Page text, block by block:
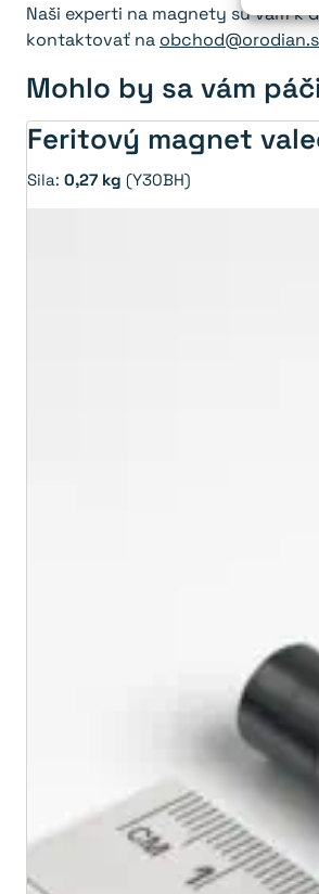
Naši experti na magnety sú vám k
kontaktovať na
Mohlo by sa vám
Feritový magnet
Sila: 0,27 kg (Y30BH)